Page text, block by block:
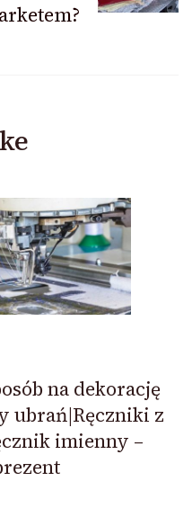
na dekorację
ubrań|Ręczniki z
imienny –